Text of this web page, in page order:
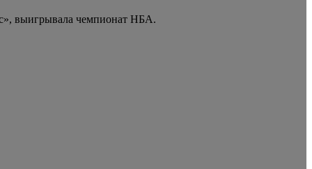
выигрывала чемпионат НБА.